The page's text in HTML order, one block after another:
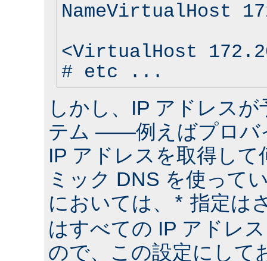
NameVirtualHost
<VirtualHost
# etc ...
しかし、IP アドレス
テム ――例えばプロバ
IP アドレスを取得し
ミック DNS を使っ
においては、
* 指定は
はすべての IP アドレ
ので、この設定にして